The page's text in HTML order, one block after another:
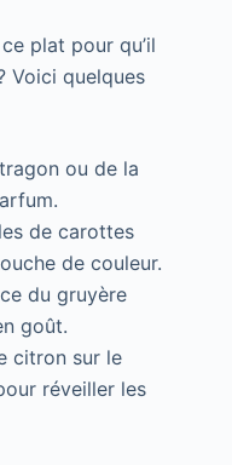
plat pour qu’il
Voici quelques
ou de la
de carottes
de couleur.
du gruyère
goût.
citron sur le
réveiller les